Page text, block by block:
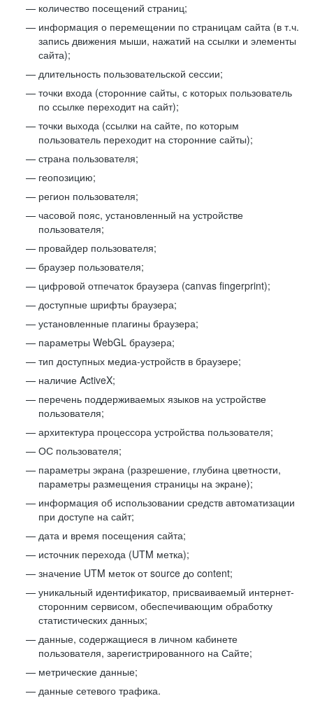
количество посещений страниц;
информация о перемещении по страницам сайта (в т.ч.
запись движения мыши, нажатий на ссылки и элементы
сайта);
длительность пользовательской сессии;
точки входа (сторонние сайты, с которых пользователь
по ссылке переходит на сайт);
точки выхода (ссылки на сайте, по которым
пользователь переходит на сторонние сайты);
страна пользователя;
геопозицию;
регион пользователя;
часовой пояс, установленный на устройстве
пользователя;
провайдер пользователя;
браузер пользователя;
цифровой отпечаток браузера (canvas fingerprint);
доступные шрифты браузера;
установленные плагины браузера;
параметры WebGL браузера;
тип доступных медиа-устройств в браузере;
наличие ActiveX;
перечень поддерживаемых языков на устройстве
пользователя;
архитектура процессора устройства пользователя;
ОС пользователя;
параметры экрана (разрешение, глубина цветности,
параметры размещения страницы на экране);
информация об использовании средств автоматизации
при доступе на сайт;
дата и время посещения сайта;
источник перехода (UTM метка);
значение UTM меток от source до content;
уникальный идентификатор, присваиваемый интернет-
сторонним сервисом, обеспечивающим обработку
статистических данных;
данные, содержащиеся в личном кабинете
пользователя, зарегистрированного на Сайте;
метрические данные;
данные сетевого трафика.